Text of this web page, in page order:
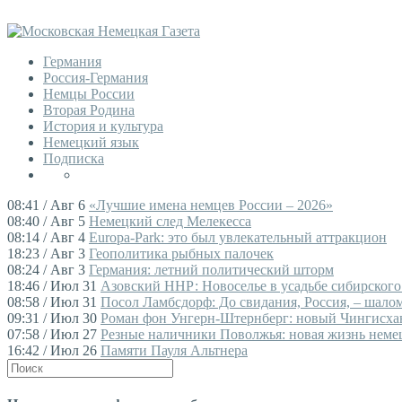
Германия
Россия-Германия
Немцы России
Вторая Родина
История и культура
Немецкий язык
Подписка
08:41 / Авг 6 «Лучшие имена немцев России – 2026»
08:40 / Авг 5 Немецкий след Мелекесса
08:14 / Авг 4 Europa-Park: это был увлекательный аттракцион
18:23 / Авг 3 Геополитика рыбных палочек
08:24 / Авг 3 Германия: летний политический шторм
18:46 / Июл 31 Азовский ННР: Новоселье в усадьбе
08:58 / Июл 31 Посол Ламбсдорф: До свидания, Россия, –
09:31 / Июл 30 Роман фон Унгерн-Штернберг: новый
07:58 / Июл 27 Резные наличники Поволжья: новая жизнь
16:42 / Июл 26 Памяти Пауля Альтнера